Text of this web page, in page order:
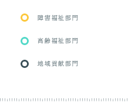
障害福祉部門
天水生命学園
高齢福祉部門
ケアビレッジたがの里
地域貢献部門
ひまわり